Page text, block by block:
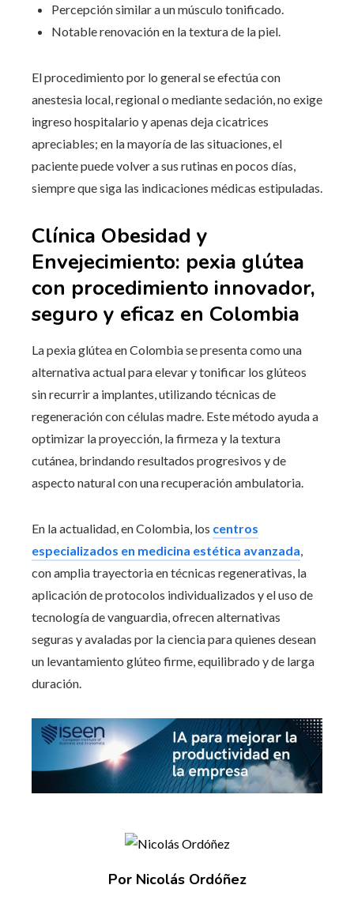
Percepción similar a un músculo tonificado.
Notable renovación en la textura de la piel.
El procedimiento por lo general se efectúa con
anestesia local, regional o mediante sedación, no exige
ingreso hospitalario y apenas deja cicatrices
apreciables; en la mayoría de las situaciones, el
paciente puede volver a sus rutinas en pocos días,
siempre que siga las indicaciones médicas estipuladas.
Clínica Obesidad y
Envejecimiento: pexia glútea
con procedimiento innovador,
seguro y eficaz en Colombia
La pexia glútea en Colombia se presenta como una
alternativa actual para elevar y tonificar los glúteos
sin recurrir a implantes, utilizando técnicas de
regeneración con células madre. Este método ayuda a
optimizar la proyección, la firmeza y la textura
cutánea, brindando resultados progresivos y de
aspecto natural con una recuperación ambulatoria.
En la actualidad, en Colombia, los centros
especializados en medicina estética avanzada
con amplia trayectoria en técnicas regenerativas, la
aplicación de protocolos individualizados y el uso de
tecnología de vanguardia, ofrecen alternativas
seguras y avaladas por la ciencia para quienes desean
un levantamiento glúteo firme, equilibrado y de larga
duración.
Por Nicolás Ordóñez